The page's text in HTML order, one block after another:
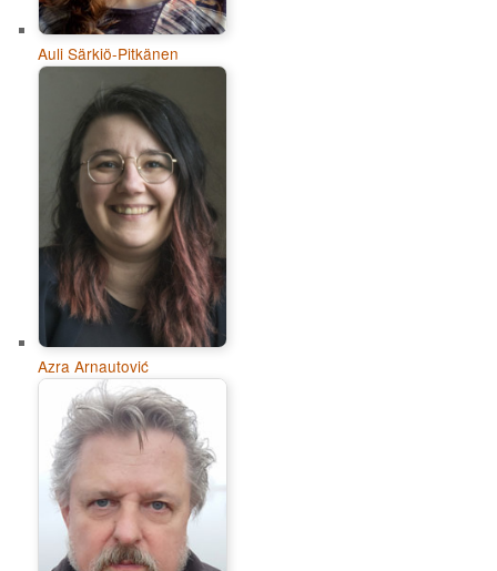
Auli Särkiö-Pitkänen
Azra Arnautović